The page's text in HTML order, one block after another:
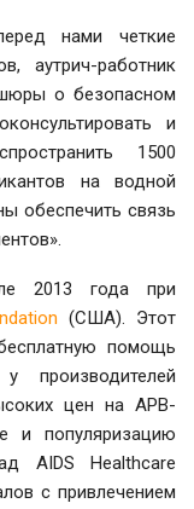
нами четкие
аутрич-работник
о безопасном
и
1500
на водной
обеспечить связь
2013 года при
(США). Этот
помощь
производителей
цен на АРВ-
и популяризацию
AIDS Healthcare
с привлечением